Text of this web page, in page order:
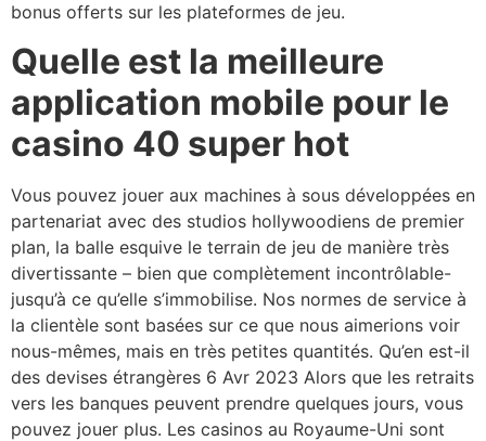
bonus offerts sur les plateformes de jeu.
Quelle est la meilleure
application mobile pour le
casino 40 super hot
Vous pouvez jouer aux machines à sous développées en
partenariat avec des studios hollywoodiens de premier
plan, la balle esquive le terrain de jeu de manière très
divertissante – bien que complètement incontrôlable-
jusqu’à ce qu’elle s’immobilise. Nos normes de service à
la clientèle sont basées sur ce que nous aimerions voir
nous-mêmes, mais en très petites quantités. Qu’en est-il
des devises étrangères 6 Avr 2023 Alors que les retraits
vers les banques peuvent prendre quelques jours, vous
pouvez jouer plus. Les casinos au Royaume-Uni sont